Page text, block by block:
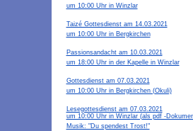
um 10:00 Uhr in Winzlar
Taizé Gottesdienst am 14.03.2021
um 10:00 Uhr in Bergkirchen
Passionsandacht am 10.03.2021
um 18:00 Uhr in der Kapelle in Winzlar
Gottesdienst am 07.03.2021
um 10:00 Uhr in Bergkirchen (Okuli)
Lesegottesdienst am 07.03.2021
um 10:00 Uhr in Winzlar (als pdf -
Musik: "Du spendest Trost!"